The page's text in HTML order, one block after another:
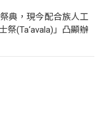
典，現今配合族人工
祭(Ta‘avala)」凸顯辦